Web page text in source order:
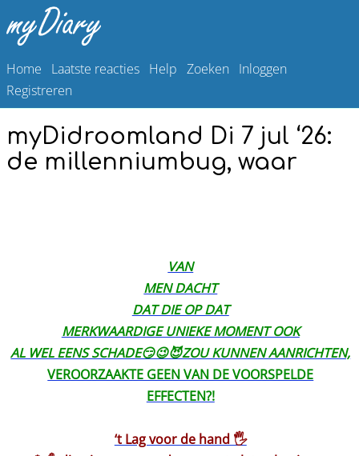
Home Laatste reacties Help Zoeken Inloggen
Registreren
myDidroomland Di 7 jul ‘26:
de millenniumbug, waar
VAN
MEN DACHT
DAT DIE OP DAT
MERKWAARDIGE UNIEKE MOMENT OOK
AL WEL EENS SCHADE😏😉😈ZOU KUNNEN AANRICHTEN,
VEROORZAAKTE GEEN VAN DE VOORSPELDE
EFFECTEN?!
‘t Lag voor de hand 🖐️